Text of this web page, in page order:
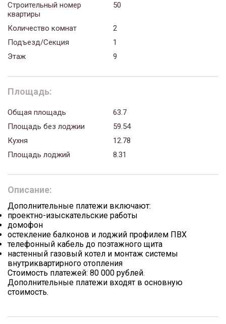
Строительный номер
квартиры
50
Количество комнат
2
Подъезд/Секция
1
Этаж
9
Площадь:
Общая площадь
63.7
Площадь без лоджии
59.54
Кухня
12.78
Площадь лоджий
8.31
Описание:
Дополнительные платежи включают:
проектно-изыскательские работы
домофон
остекление балконов и лоджий профилем ПВХ
телефонный кабель до поэтажного щита
настенный газовый котел и монтаж системы
внутриквартирного отопления
Стоимость платежей: 80 000 рублей.
Дополнительные платежи входят в основную
стоимость.